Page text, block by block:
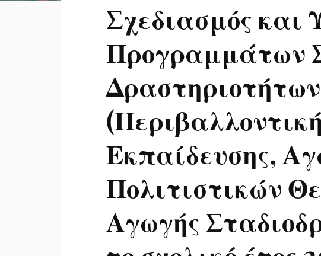
Σχεδιασμός και
Προγραμμάτων
Δραστηριοτήτων
Εκπαίδευσης,
Πολιτιστικών
Αγωγής